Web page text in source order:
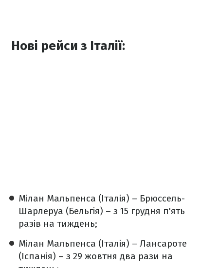
Нові рейси з Італії:
Мілан Мальпенса (Італія) – Брюссель-
Шарлеруа (Бельгія) – з 15 грудня п'ять
разів на тиждень;
Мілан Мальпенса (Італія) – Лансароте
(Іспанія) – з 29 жовтня два рази на